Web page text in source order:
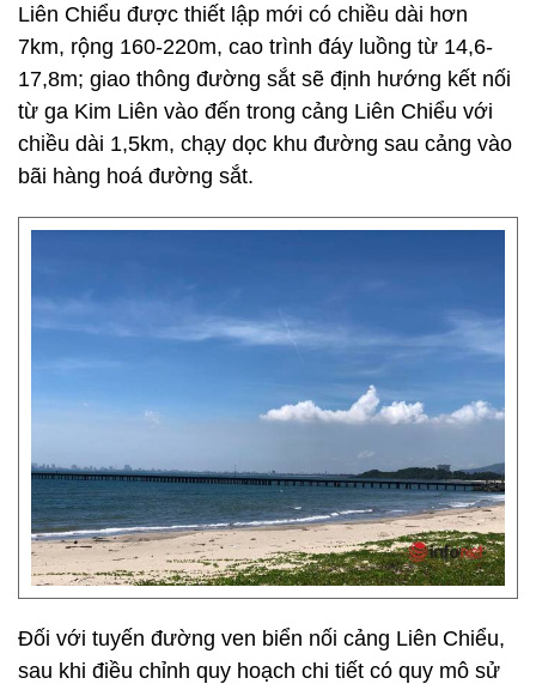
Liên Chiểu được thiết lập mới có chiều dài hơn
7km, rộng 160-220m, cao trình đáy luồng từ 14,6-
17,8m; giao thông đường sắt sẽ định hướng kết nối
từ ga Kim Liên vào đến trong cảng Liên Chiểu với
chiều dài 1,5km, chạy dọc khu đường sau cảng vào
bãi hàng hoá đường sắt.
Đối với tuyến đường ven biển nối cảng Liên Chiểu,
sau khi điều chỉnh quy hoạch chi tiết có quy mô sử